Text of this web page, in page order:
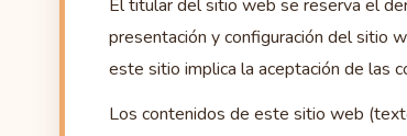
El titular del sitio web se reserva el
presentación y configuración del sitio
este sitio implica la aceptación de las
Los contenidos de este sitio web